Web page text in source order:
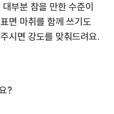
부분 참을 만한 수준이
면 마취를 함께 쓰기도
시면 강도를 맞춰드려요.
?